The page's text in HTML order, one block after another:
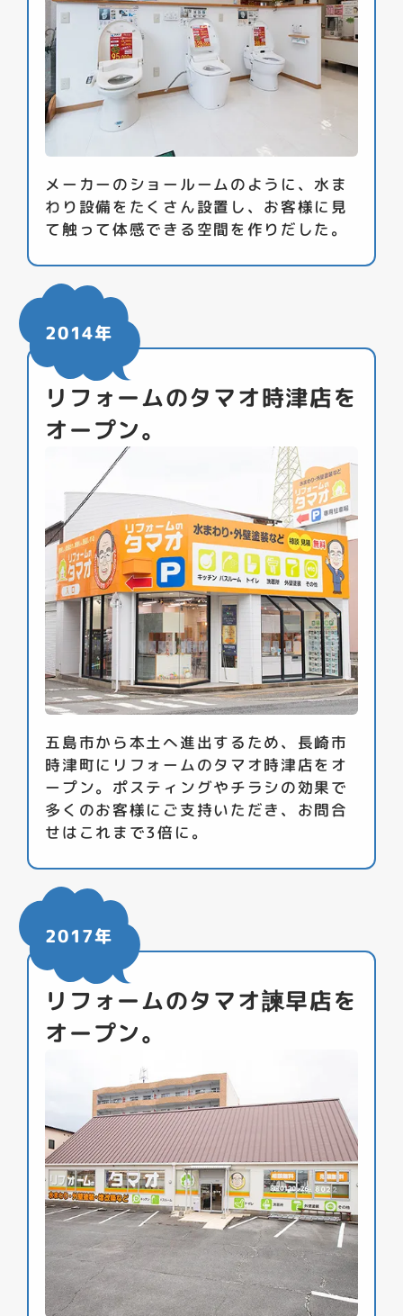
メーカーのショールームのように、水ま
わり設備をたくさん設置し、お客様に見
て触って体感できる空間を作りだした。
2014年
リフォームのタマオ時津店を
オープン。
五島市から本土へ進出するため、長崎市
時津町にリフォームのタマオ時津店をオ
ープン。ポスティングやチラシの効果で
多くのお客様にご支持いただき、お問合
せはこれまで3倍に。
2017年
リフォームのタマオ諫早店を
オープン。